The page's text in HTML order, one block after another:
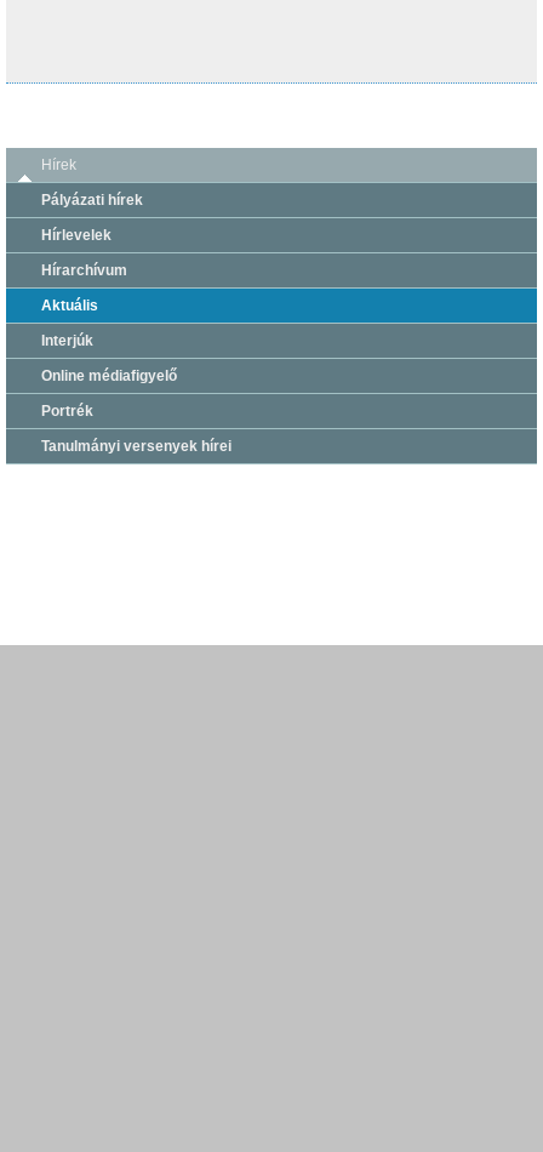
Hírek
Pályázati hírek
Hírlevelek
Hírarchívum
Aktuális
Interjúk
Online médiafigyelő
Portrék
Tanulmányi versenyek hírei